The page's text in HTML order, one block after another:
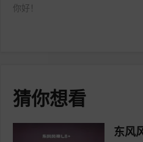
你好！
猜你想看
东风